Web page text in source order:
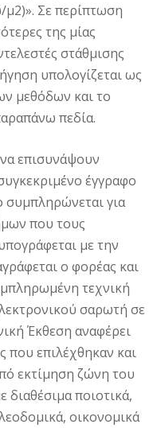
Σε περίπτωση
της μίας
στάθμισης
υπολογίζεται ως
μεθόδων και το
πεδία.
επισυνάψουν
έγγραφο
συμπληρώνεται για
που τους
με την
ο φορέας και
τεχνική
σαρωτή σε
Έκθεση αναφέρει
που επιλέχθηκαν και
εκτίμηση ζώνη του
διαθέσιμα ποιοτικά,
οικονομικά